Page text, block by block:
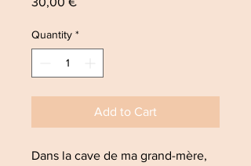
Quantity *
Add to Cart
Dans la cave de ma grand-mère,